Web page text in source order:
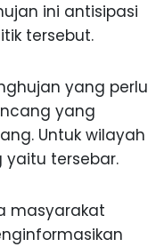
ini antisipasi
tersebut.
yang perlu
yang
Untuk wilayah
tersebar.
masyarakat